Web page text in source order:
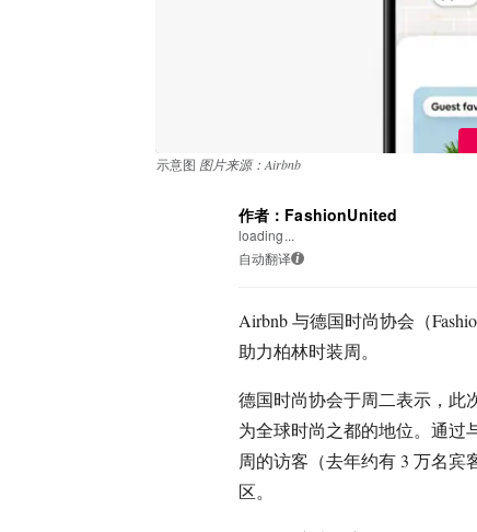
示意图 图片来源：Airbnb
作者：FashionUnited
loading...
自动翻译 i
Airbnb 与德国时尚协会（
助力柏林时装周。
德国时尚协会于周二表示，此
为全球时尚之都的地位。通过
周的访客（去年约有 3 万名
区。